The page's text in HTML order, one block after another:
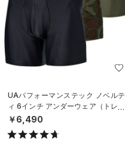
UAパフォーマンステック ノベルテ
ィ 6インチ アンダーウェア（トレー
ニング/MEN）
￥6,490